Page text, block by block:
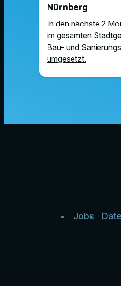
Nürnberg
In den nächste 2
im gesamten
Bau- und
umgesetzt.
Jobs